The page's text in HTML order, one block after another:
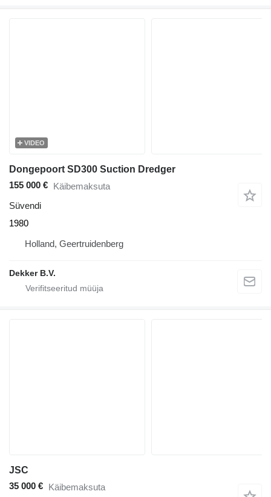
VIDEO
Dongepoort SD300 Suction Dredger
155 000 € Käibemaksuta
Süvendi
1980
Holland, Geertruidenberg
Dekker B.V.
JSC
35 000 € Käibemaksuta